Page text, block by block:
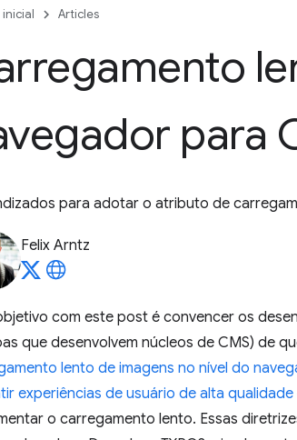
inicial Articles
para
para adotar o atributo de
Felix Arntz
com este post é convencer os
que desenvolvem núcleos de CMS) de
lento de imagens no nível do
experiências de usuário de alta qualidade
o carregamento lento. Essas